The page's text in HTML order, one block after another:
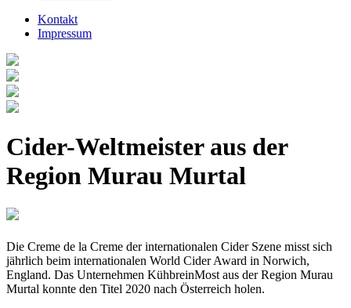
Kontakt
Impressum
Cider-Weltmeister aus der
Region Murau Murtal
Die Creme de la Creme der internationalen Cider Szene misst sich
jährlich beim internationalen World Cider Award in Norwich,
England. Das Unternehmen KühbreinMost aus der Region Murau
Murtal konnte den Titel 2020 nach Österreich holen.